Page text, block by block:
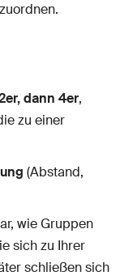
dann 4er,
zu einer
(Abstand,
wie Gruppen
sich zu Ihrer
schließen sich